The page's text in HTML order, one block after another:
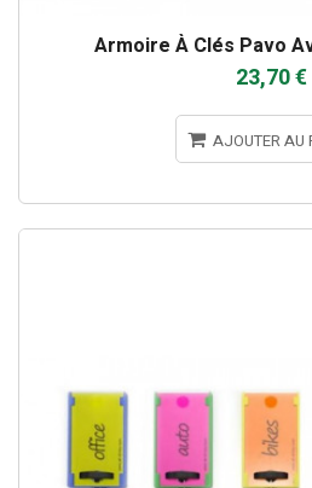
Armoire À Clés Pavo
23,70 €
AJOUTER AU